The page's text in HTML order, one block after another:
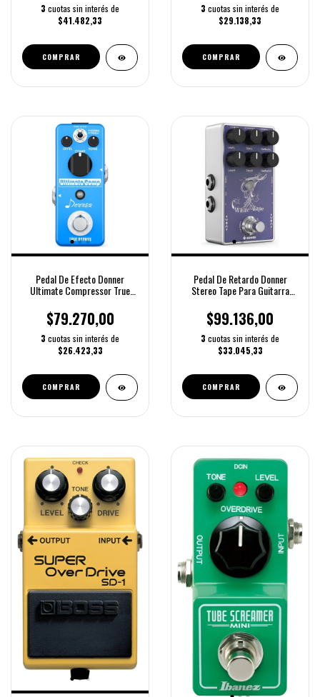
3 cuotas sin interés de
$41.482,33
3 cuotas sin interés de
$29.138,33
COMPRAR
Pedal De Efecto Donner
Ultimate Compressor True
$79.270,00
3 cuotas sin interés de
$26.423,33
COMPRAR
Pedal De Retardo Donner
Stereo Tape Para Guitarra
$99.136,00
3 cuotas sin interés de
$33.045,33
COMPRAR